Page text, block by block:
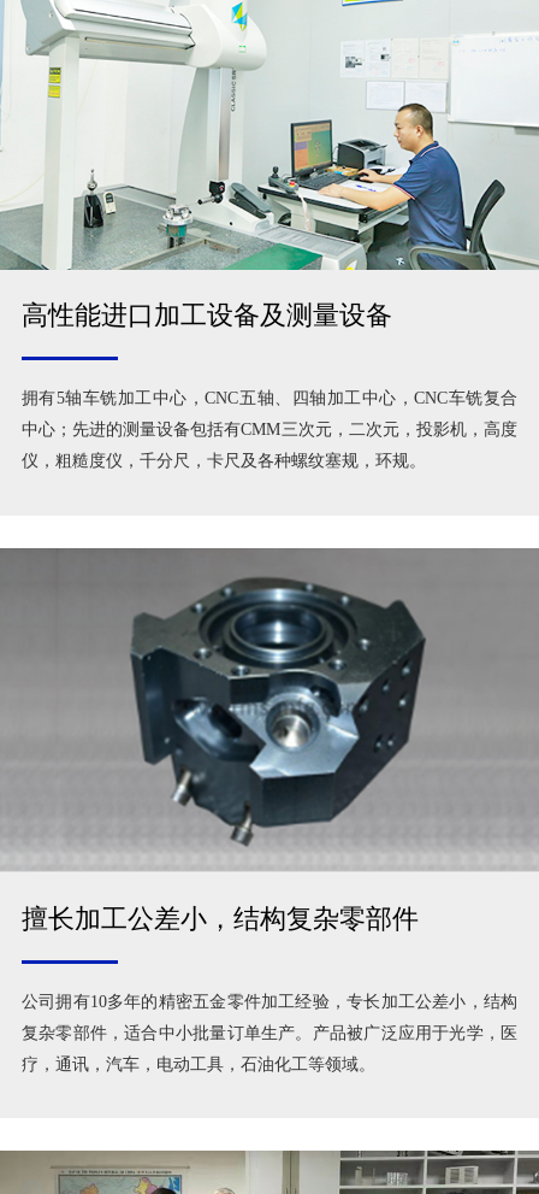
高性能进口加工设备及测量设备
拥有5轴车铣加工中心，CNC五轴、四轴加工中心，CNC车铣复合
中心；先进的测量设备包括有CMM三次元，二次元，投影机，高度
仪，粗糙度仪，千分尺，卡尺及各种螺纹塞规，环规。
擅长加工公差小，结构复杂零部件
公司拥有10多年的精密五金零件加工经验，专长加工公差小，结构
复杂零部件，适合中小批量订单生产。产品被广泛应用于光学，医
疗，通讯，汽车，电动工具，石油化工等领域。